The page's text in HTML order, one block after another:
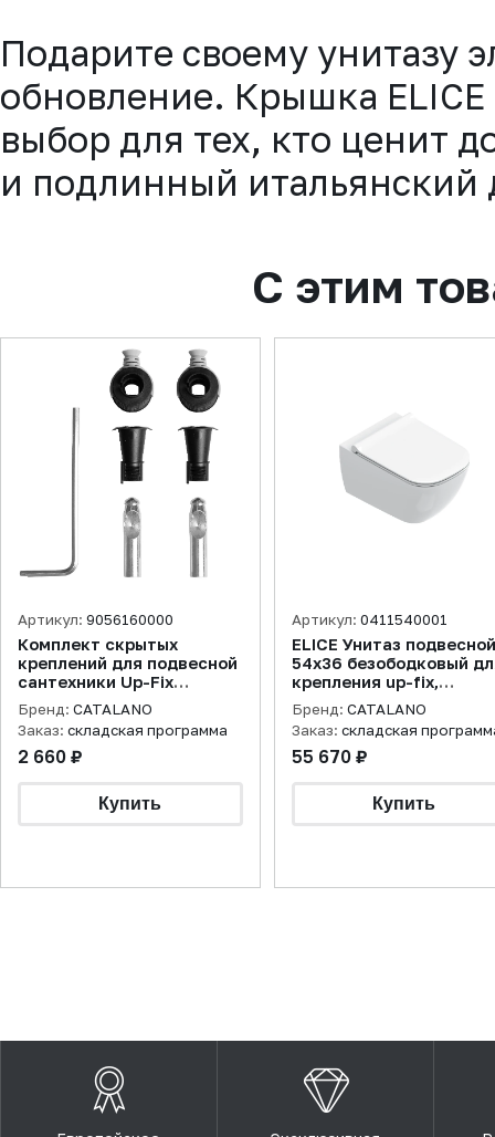
Подарите своему унитазу
обновление. Крышка
выбор для тех, кто ценит
и подлинный итальянский
С этим
Артикул: 9056160000
Комплект скрытых
креплений для подвесной
сантехники Up-Fix
(монтаж сверху)
Бренд: CATALANO
Заказ: складская программа
2 660 ₽
Артикул: 0411540001
ELICE Унитаз подвесной
54х36 безободковый
крепления up-fix,
покрытие cataglaze+,
смыв silentech, белый
Бренд: CATALANO
Заказ: складская
55 670 ₽